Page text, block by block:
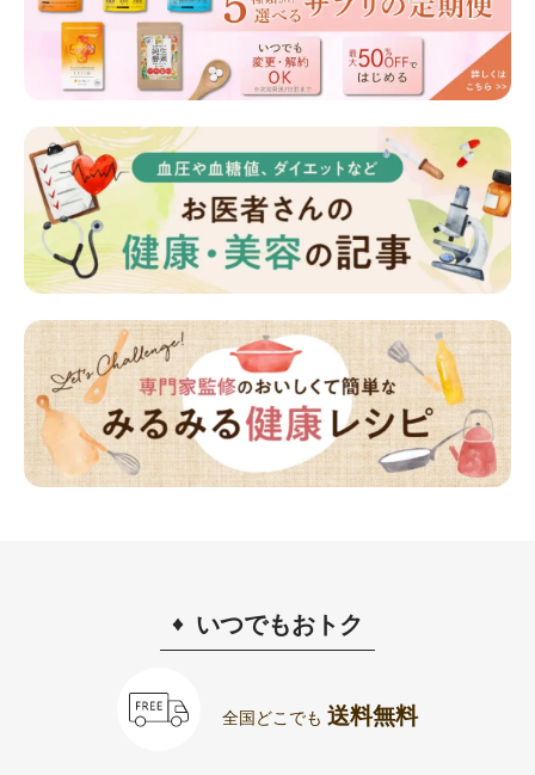
いつでもおトク
全国どこでも 送料無料